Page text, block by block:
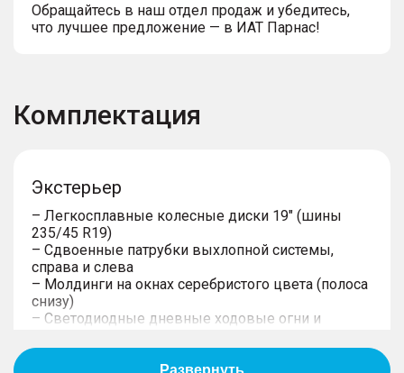
Обращайтесь в наш отдел продаж и убедитесь,
что лучшее предложение — в ИАТ Парнас!
Комплектация
Экстерьер
– Легкосплавные колесные диски 19" (шины
235/45 R19)
– Сдвоенные патрубки выхлопной системы,
справа и слева
– Молдинги на окнах серебристого цвета (полоса
снизу)
– Светодиодные дневные ходовые огни и
– Светодиодные задние комбинированные
фонари с контурной линией на багажной двери